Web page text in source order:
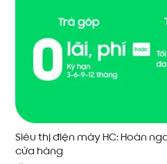
Siêu thị điện máy HC: Hoàn
cửa hàng